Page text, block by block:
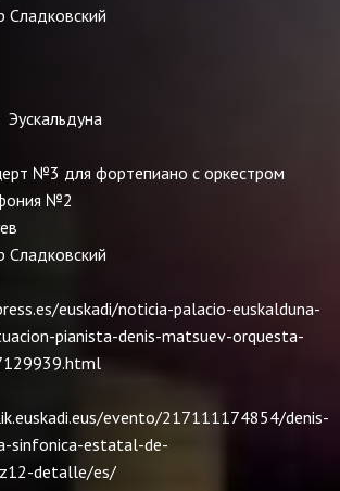
Сладковский
Эускальдуна
№3 для фортепиано с оркестром
№2
Сладковский
euskadi/noticia-palacio-euskalduna-
pianista-denis-matsuev-orquesta-
evento/217111174854/denis-
sinfonica-estatal-de-
detalle/es/